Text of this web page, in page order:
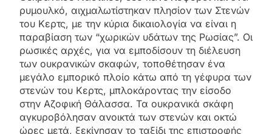
ρυμουλκό, αιχμαλωτίστηκαν πλησίον των Στενών
του Κερτς, με την κύρια δικαιολογία να είναι η
παραβίαση των “χωρικών υδάτων της Ρωσίας”. Οι
ρωσικές αρχές, για να εμποδίσουν τη διέλευση
των ουκρανικών σκαφών, τοποθέτησαν ένα
μεγάλο εμπορικό πλοίο κάτω από τη γέφυρα των
στενών του Κερτς, μπλοκάροντας την είσοδο
στην Αζοφική Θάλασσα. Τα ουκρανικά σκάφη
αγκυροβόλησαν ανοικτά των στενών και οκτώ
ώρες μετά, ξεκίνησαν το ταξίδι της επιστροφής